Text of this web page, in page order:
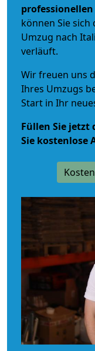
professionellen
können Sie
Umzug nach
verläuft.
Wir freuen uns
Ihres Umzugs
Start in Ihr
Füllen Sie jetzt
Sie kostenlose